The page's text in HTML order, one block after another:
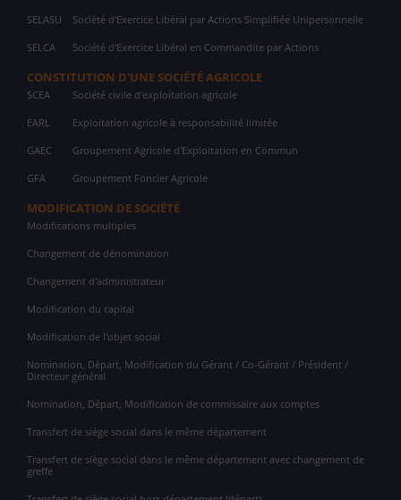
SELASU Société d'Exercice Libéral par Actions Simplifiée Unipersonnelle
SELCA Société d'Exercice Libéral en Commandite par Actions
CONSTITUTION D'UNE SOCIÉTÉ AGRICOLE
SCEA Société civile d'exploitation agricole
EARL Exploitation agricole à responsabilité limitée
GAEC Groupement Agricole d'Exploitation en Commun
GFA Groupement Foncier Agricole
MODIFICATION DE SOCIÉTÉ
Modifications multiples
Changement de dénomination
Changement d'administrateur
Modification du capital
Modification de l'objet social
Nomination, Départ, Modification du Gérant / Co-Gérant / Président /
Directeur général
Nomination, Départ, Modification de commissaire aux comptes
Transfert de siège social dans le même département
Transfert de siège social dans le même département avec changement de
greffe